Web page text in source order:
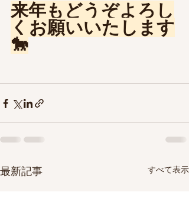
来年もどうぞよろし
くお願いいたします
🐎
最新記事 すべて表示